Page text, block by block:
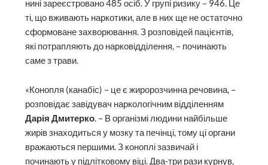
нині зареєстровано 485 осіб. У групі ризику – 946. Це
ті, що вживають наркотики, але в них ще не остаточно
сформоване захворювання. З розповідей пацієнтів,
які потрапляють до нарковідділення, – починають
саме з трави.
«Конопля (канабіс) – це є жиророзчинна речовина, –
розповідає завідувач наркологічним відділенням
Дарія Дмитерко. – В організмі людини найбільше
жирів знаходиться у мозку та печінці, тому ці органи
вражаються першими. З коноплі зазвичай і
починають у підлітковому віці. Два-три рази курнув,